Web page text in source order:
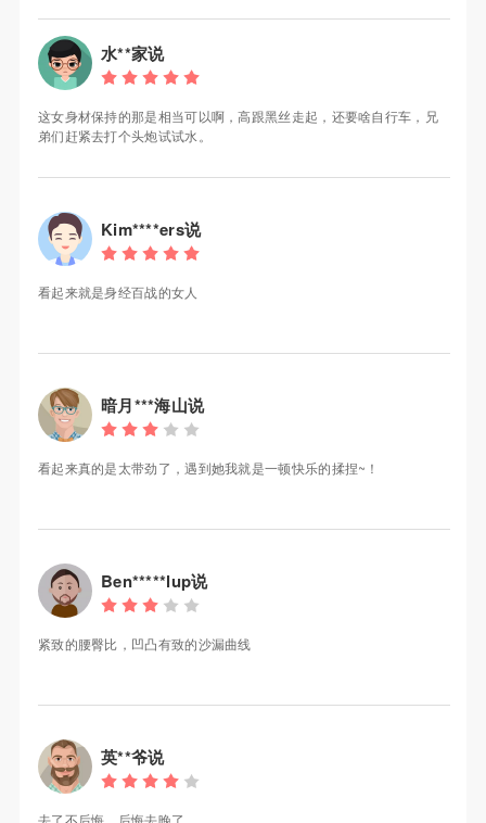
水**家说
这女身材保持的那是相当可以啊，高跟黑丝走起，还要啥自行车，兄
弟们赶紧去打个头炮试试水。
Kim****ers说
看起来就是身经百战的女人
暗月***海山说
看起来真的是太带劲了，遇到她我就是一顿快乐的揉捏~！
Ben*****lup说
紧致的腰臀比，凹凸有致的沙漏曲线
英**爷说